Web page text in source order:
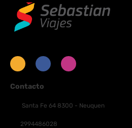
Contacto
Santa Fe 64 8300 - Neuquen
2994486028